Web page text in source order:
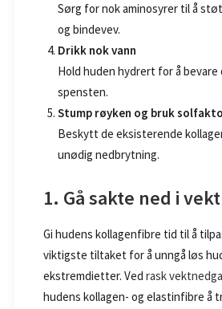
Sørg for nok aminosyrer til å
og bindevev.
Drikk nok vann
Hold huden hydrert for å bevare
spensten.
Stump røyken og bruk
Beskytt de eksisterende
unødig nedbrytning.
1. Gå sakte ned i vekt
Gi hudens kollagenfibre tid til å
viktigste tiltaket for å unngå løs
ekstremdietter. Ved rask
hudens kollagen- og elastinfibre å